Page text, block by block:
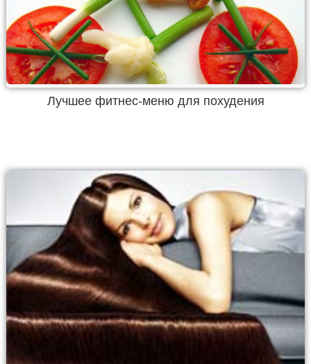
Лучшее фитнес-меню для похудения